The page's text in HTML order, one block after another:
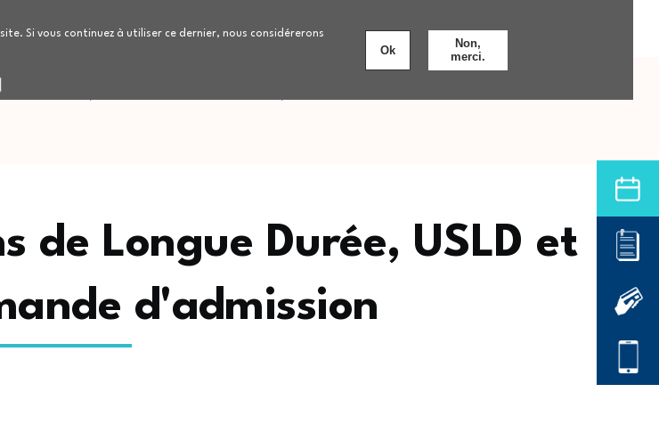
Si vous continuez à utiliser ce dernier, nous considérerons
Ok
Non,
merci.
8 établissements
rejoindre
de Longue Durée, USLD et
d'admission